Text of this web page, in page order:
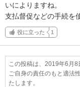
いによりますね。
支払督促などの手続を
役に立った 1
この投稿は、2019年6月8
ご自身の責任のもと適法
たします。